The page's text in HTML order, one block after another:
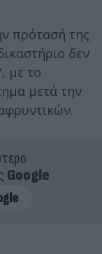
πρότασή της
δεν
με το
μετά την
Google